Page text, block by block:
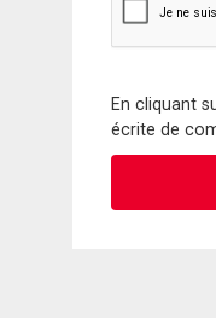
En cliquant
écrite de